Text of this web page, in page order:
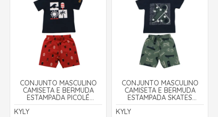
CONJUNTO MASCULINO
CAMISETA E BERMUDA
ESTAMPADA PICOLÉ
1001085 - KYLY
KYLY
CONJUNTO MASCULINO
CAMISETA E BERMUDA
ESTAMPADA SKATES
1000601 - KYLY
KYLY